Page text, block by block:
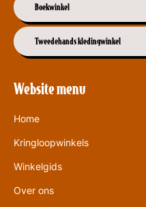
Boekwinkel
Tweedehands kledingwinkel
Website menu
Home
Kringloopwinkels
Winkelgids
Over ons